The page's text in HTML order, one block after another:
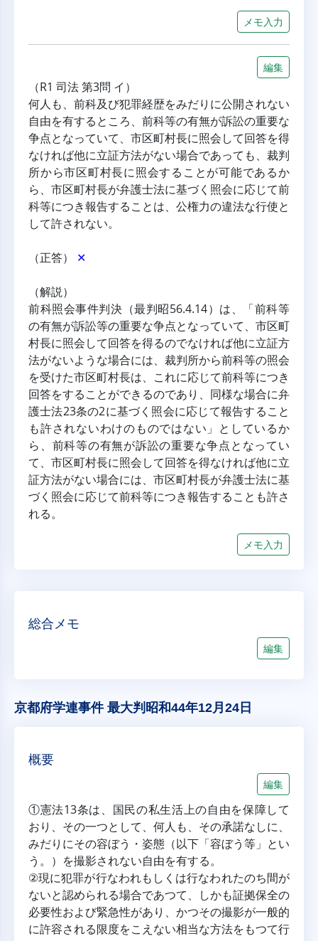
メモ入力
編集
（R1 司法 第3問 イ）
何人も、前科及び犯罪経歴をみだりに公開されない
自由を有するところ、前科等の有無が訴訟の重要な
争点となっていて、市区町村長に照会して回答を得
なければ他に立証方法がない場合であっても、裁判
所から市区町村長に照会することが可能であるか
ら、市区町村長が弁護士法に基づく照会に応じて前
科等につき報告することは、公権力の違法な行使と
して許されない。
（正答） ✕
（解説）
前科照会事件判決（最判昭56.4.14）は、「前科等
の有無が訴訟等の重要な争点となっていて、市区町
村長に照会して回答を得るのでなければ他に立証方
法がないような場合には、裁判所から前科等の照会
を受けた市区町村長は、これに応じて前科等につき
回答をすることができるのであり、同様な場合に弁
護士法23条の2に基づく照会に応じて報告すること
も許されないわけのものではない」としているか
ら、前科等の有無が訴訟の重要な争点となってい
て、市区町村長に照会して回答を得なければ他に立
証方法がない場合には、市区町村長が弁護士法に基
づく照会に応じて前科等につき報告することも許さ
れる。
メモ入力
総合メモ
編集
京都府学連事件 最大判昭和44年12月24日
概要
編集
①憲法13条は、国民の私生活上の自由を保障して
おり、その一つとして、何人も、その承諾なしに、
みだりにその容ぼう・姿態（以下「容ぼう等」とい
う。）を撮影されない自由を有する。
②現に犯罪が行なわれもしくは行なわれたのち間が
ないと認められる場合であつて、しかも証拠保全の
必要性および緊急性があり、かつその撮影が一般的
に許容される限度をこえない相当な方法をもつて行